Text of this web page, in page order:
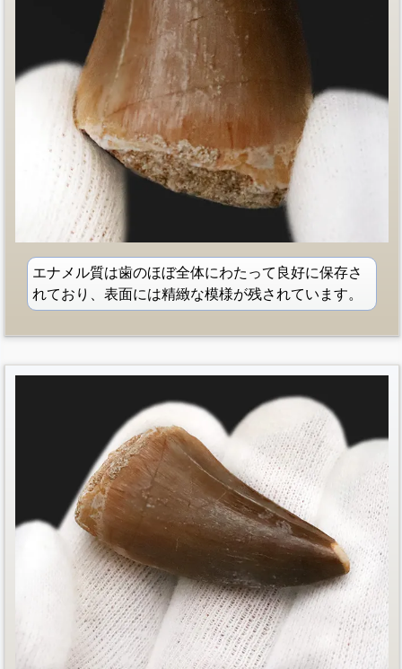
エナメル質は歯のほぼ全体にわたって良好に保存さ
れており、表面には精緻な模様が残されています。